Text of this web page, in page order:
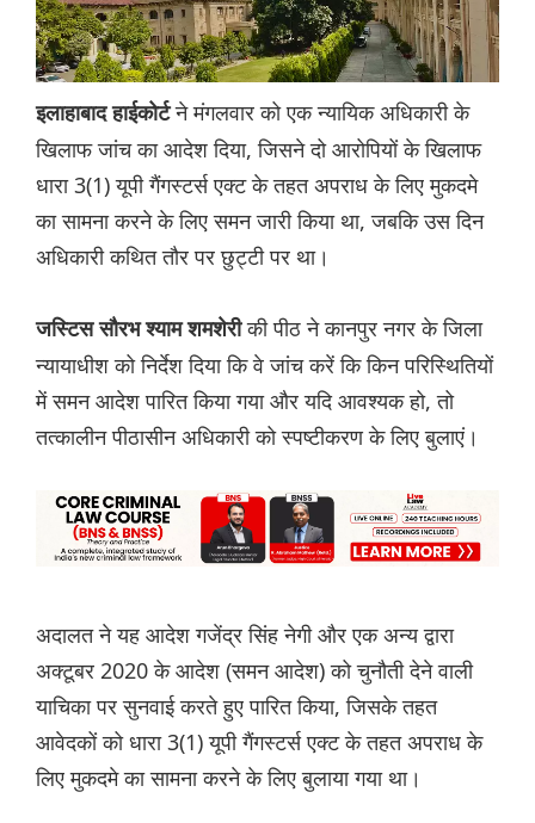
इलाहाबाद हाईकोर्टने मंगलवार को एक न्यायिक अधिकारी के
खिलाफ जांच का आदेश दिया, जिसने दो आरोपियों के खिलाफ
धारा 3(1) यूपी गैंगस्टर्स एक्ट के तहत अपराध के लिए मुकदमे
का सामना करने के लिए समन जारी किया था, जबकि उस दिन
अधिकारी कथित तौर पर छुट्टी पर था।
जस्टिस सौरभ श्याम शमशेरीकी पीठ ने कानपुर नगर के जिला
न्यायाधीश को निर्देश दिया कि वे जांच करें कि किन परिस्थितियों
में समन आदेश पारित किया गया और यदि आवश्यक हो, तो
तत्कालीन पीठासीन अधिकारी को स्पष्टीकरण के लिए बुलाएं।
अदालत ने यह आदेश गजेंद्र सिंह नेगी और एक अन्य द्वारा
अक्टूबर 2020 के आदेश (समन आदेश) को चुनौती देने वाली
याचिका पर सुनवाई करते हुए पारित किया, जिसके तहत
आवेदकों को धारा 3(1) यूपी गैंगस्टर्स एक्ट के तहत अपराध के
लिए मुकदमे का सामना करने के लिए बुलाया गया था।